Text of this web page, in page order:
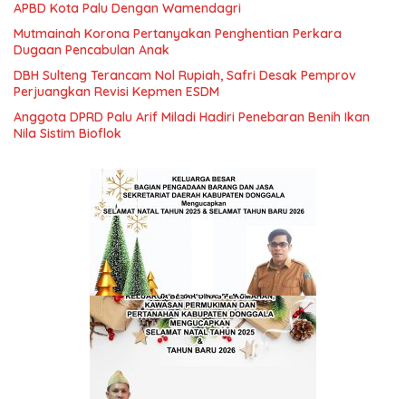
APBD Kota Palu Dengan Wamendagri
Mutmainah Korona Pertanyakan Penghentian Perkara
Dugaan Pencabulan Anak
DBH Sulteng Terancam Nol Rupiah, Safri Desak Pemprov
Perjuangkan Revisi Kepmen ESDM
Anggota DPRD Palu Arif Miladi Hadiri Penebaran Benih Ikan
Nila Sistim Bioflok